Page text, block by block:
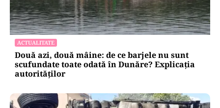
ACTUALITATE
Două azi, două mâine: de ce barjele nu sunt
scufundate toate odată în Dunăre? Explicația
autorităților